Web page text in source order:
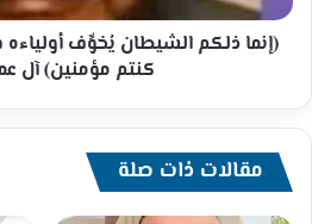
إن
كنتم
عمران
(إنما ذلكم الشيطان يُخوِّف
كنتم مؤمنين) آل
مقالات ذات صلة